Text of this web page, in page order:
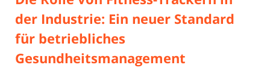
der Industrie: Ein neuer Standard
für betriebliches
Gesundheitsmanagement